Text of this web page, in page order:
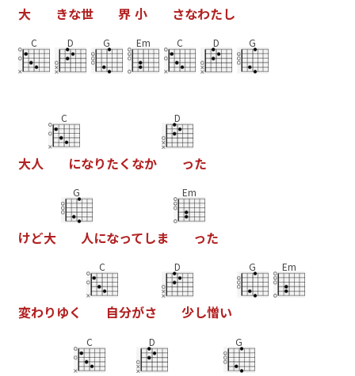
大 きな世 界 小 さなわたし
C D G Em C D G
大人
C
になりたく なか
D
った
けど大
G
人になってしま
Em
った
変わり ゆく
C
自分がさ
D
少し憎い
G Em
C D G